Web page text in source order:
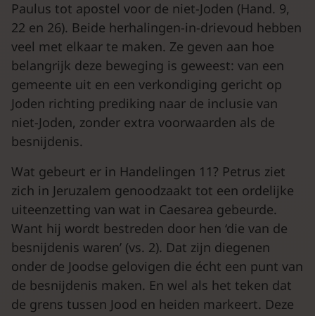
Paulus tot apostel voor de niet-Joden (Hand. 9,
22 en 26). Beide herhalingen-in-drievoud hebben
veel met elkaar te maken. Ze geven aan hoe
belangrijk deze beweging is geweest: van een
gemeente uit en een verkondiging gericht op
Joden richting prediking naar de inclusie van
niet-Joden, zonder extra voorwaarden als de
besnijdenis.
Wat gebeurt er in Handelingen 11? Petrus ziet
zich in Jeruzalem genoodzaakt tot een ordelijke
uiteenzetting van wat in Caesarea gebeurde.
Want hij wordt bestreden door hen ‘die van de
besnijdenis waren’ (vs. 2). Dat zijn diegenen
onder de Joodse gelovigen die écht een punt van
de besnijdenis maken. En wel als het teken dat
de grens tussen Jood en heiden markeert. Deze